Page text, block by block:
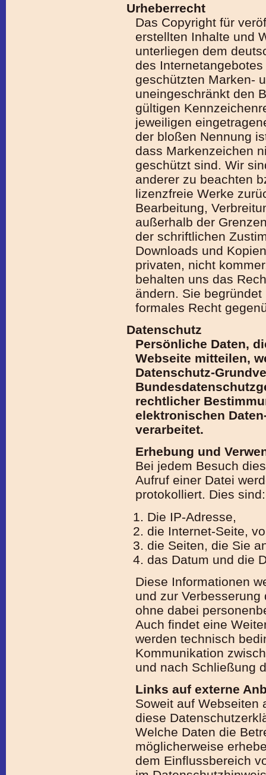
Urheberrecht
Das Copyright für
erstellten Inhalte und
unterliegen dem
des
geschützten Marken-
uneingeschränkt den
gültigen
je­wei­li­gen
der bloßen Nennung
dass Markenzeichen
geschützt sind. Wir
anderer zu beachten
lizenzfreie Werke
Bearbeitung,
au­ßer­halb der
der schriftlichen
Downloads und
privaten, nicht
behalten uns das
ändern. Sie
formales Recht
Datenschutz
Persönliche Daten,
Webseite mit­teilen,
Daten­schutz-
rechtlicher
elektronischen
verarbeitet.
Erhebung und
Bei jedem Besuch
Aufruf einer Datei
protokolliert. Dies sind:
Die IP-Adresse,
die Internet-Seite,
die Seiten, die Sie
das Datum und die
Diese Informationen
und zur
ohne dabei
Auch findet eine
werden technisch
Kommunikation
und nach Schließung
Links auf externe
Soweit auf Web­seiten
diese
Welche Daten die
möglicherweise
dem Einfluss­bereich